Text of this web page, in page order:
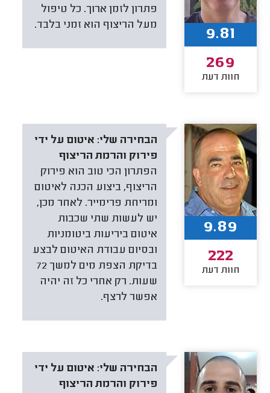
פתרון לזמן ארוך. כל טיפול
מעל הריצוף הוא זמני בלבד.
9.81
269
חוות דעת
הבחירה שלי: איטום על ידי
פירוק והרמת הריצוף
הפתרון הכי טוב הוא פירוק
הריצוף, ביצוע הכנה לאיטום
ומריחת פרימייר. לאחר מכן,
יש לעשות שתי שכבות
איטום ביריעות ביטומניות
ובסיום עבודת האיטום לבצע
בדיקת הצפת מים למשך 72
שעות. רק אחרי כל זה יהיה
אפשר לרצף.
9.89
222
חוות דעת
הבחירה שלי: איטום על ידי
פירוק והרמת הריצוף